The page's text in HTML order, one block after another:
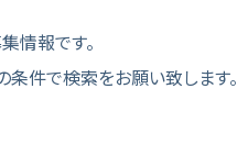
情報です。
条件で検索をお願い致します。